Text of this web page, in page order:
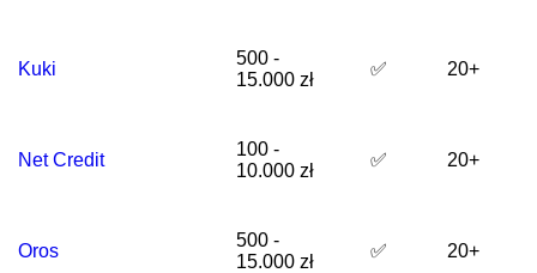
Kuki
500 -
15.000 zł
✅ 20+
Net Credit
100 -
10.000 zł
✅ 20+
Oros
500 -
15.000 zł
✅ 20+